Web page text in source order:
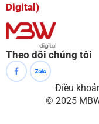
Digital)
Theo dõi chúng tôi
© 2025
Điều